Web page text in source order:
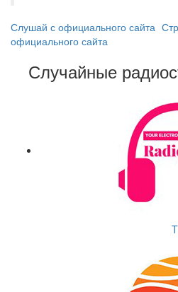
Слушай с официального сайта
официального сайта
Случайные